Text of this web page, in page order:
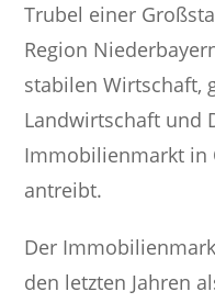
Trubel einer
Region
stabilen Wirtschaft,
Landwirtschaft und
Immobilienmarkt in
antreibt.
Der
den letzten Jahren